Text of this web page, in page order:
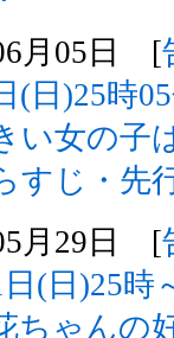
月05日 [
(日)25時
い女の子
じ・先
月29日 [
日(日)25
ちゃん